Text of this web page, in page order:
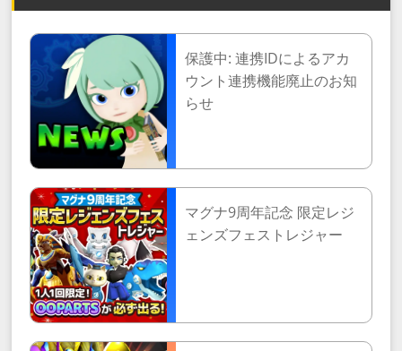
保護中: 連携IDによるアカ
ウント連携機能廃止のお知
らせ
マグナ9周年記念 限定レジ
ェンズフェストレジャー